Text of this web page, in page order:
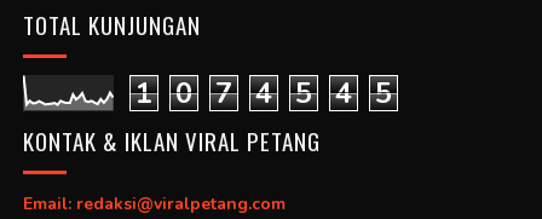
TOTAL KUNJUNGAN
1 0 7 4 5 4 5
KONTAK & IKLAN VIRAL PETANG
Email: redaksi@viralpetang.com